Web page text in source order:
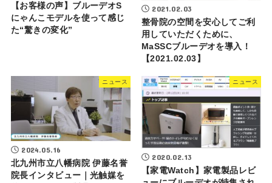
【お客様の声】ブルーデオS
にゃんこモデルを使って感じ
た“驚きの変化”
2021.02.03
整骨院の空間を安心してご利
用していただくために、
MaSSCブルーデオを導入！
【2021.02.03】
ニュース
2024.05.16
北九州市立八幡病院 伊藤名誉
院長インタビュー｜光触媒を
ニュース
2020.02.13
【家電Watch】家電製品レビ